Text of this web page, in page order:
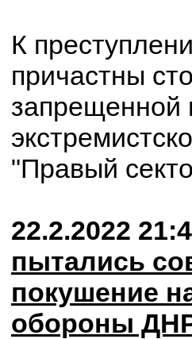
К
причастны
запрещенной
"Правый
22.2.2022
пытались
покушение
обороны